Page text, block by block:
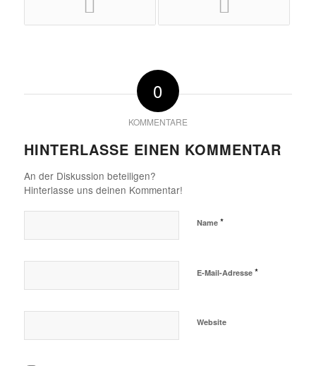
0
KOMMENTARE
HINTERLASSE EINEN KOMMENTAR
An der Diskussion beteiligen?
Hinterlasse uns deinen Kommentar!
Name *
E-Mail-Adresse *
Website